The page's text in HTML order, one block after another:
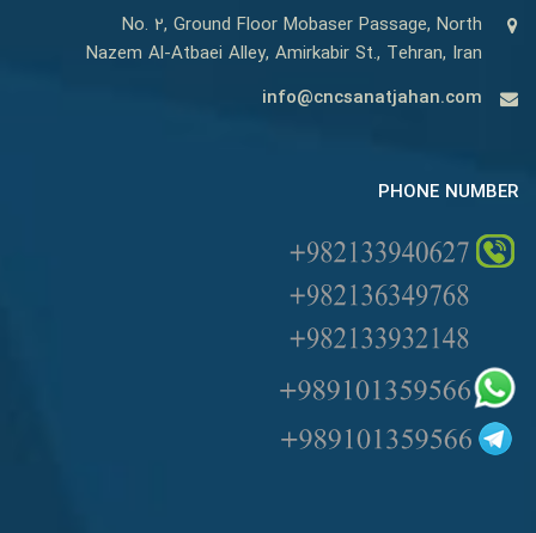
No. 2, Ground Floor Mobaser Passage, North
Nazem Al-Atbaei Alley, Amirkabir St., Tehran, Iran
info@cncsanatjahan.com
PHONE NUMBER